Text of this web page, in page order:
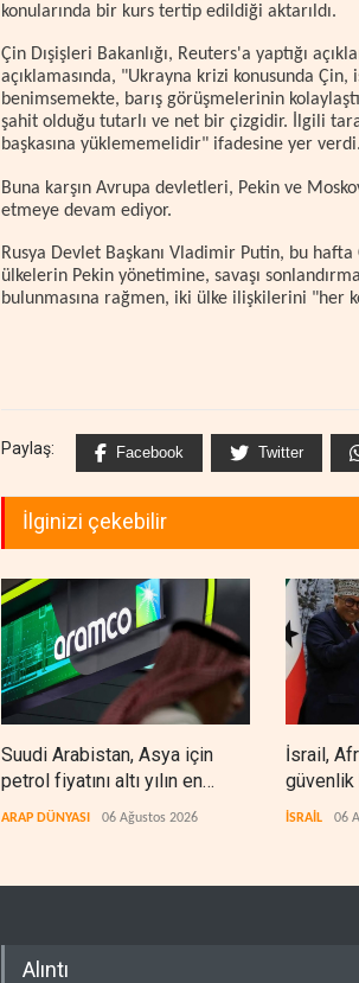
konularında bir kurs tertip edildiği aktarıldı.
Çin Dışişleri Bakanlığı, Reuters'a yaptığı
açıklamasında, "Ukrayna krizi konusunda
benimsemekte, barış görüşmelerinin
şahit olduğu tutarlı ve net bir çizgidir. İlgili
başkasına yüklememelidir" ifadesine yer verdi.
Buna karşın Avrupa devletleri, Pekin ve
etmeye devam ediyor.
Rusya Devlet Başkanı Vladimir Putin, bu
ülkelerin Pekin yönetimine, savaşı
bulunmasına rağmen, iki ülke ilişkilerini "her
Paylaş: Facebook Twitter
İlginizi çekebilir
Suudi Arabistan, Asya için
petrol fiyatını altı yılın en
düşüğüne indirdi
ARAP DÜNYASI 06 Ağustos 2026
İsrail,
güvenlik
İSRAİL 06
Alıntı